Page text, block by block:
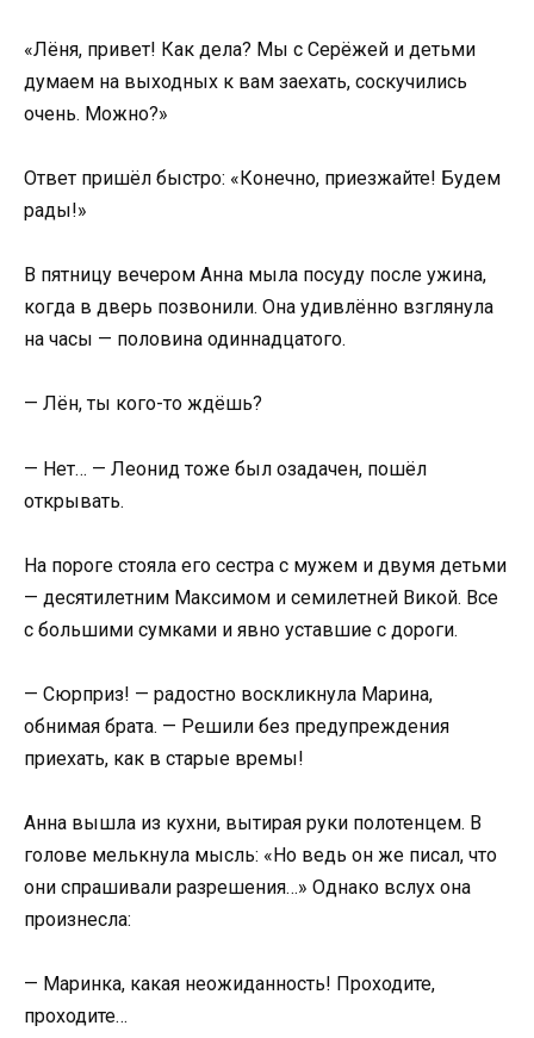
«Лёня, привет! Как дела? Мы с Серёжей и детьми
думаем на выходных к вам заехать, соскучились
очень. Можно?»
Ответ пришёл быстро: «Конечно, приезжайте! Будем
рады!»
В пятницу вечером Анна мыла посуду после ужина,
когда в дверь позвонили. Она удивлённо взглянула
на часы — половина одиннадцатого.
— Лён, ты кого-то ждёшь?
— Нет… — Леонид тоже был озадачен, пошёл
открывать.
На пороге стояла его сестра с мужем и двумя детьми
— десятилетним Максимом и семилетней Викой. Все
с большими сумками и явно уставшие с дороги.
— Сюрприз! — радостно воскликнула Марина,
обнимая брата. — Решили без предупреждения
приехать, как в старые времы!
Анна вышла из кухни, вытирая руки полотенцем. В
голове мелькнула мысль: «Но ведь он же писал, что
они спрашивали разрешения…» Однако вслух она
произнесла:
— Маринка, какая неожиданность! Проходите,
проходите…